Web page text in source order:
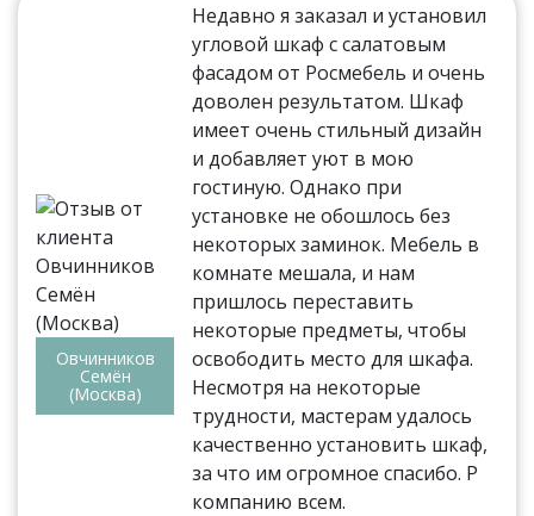
Овчинников
Семён
(Москва)
Недавно я заказал и установил
угловой шкаф с салатовым
фасадом от Росмебель и очень
доволен результатом. Шкаф
имеет очень стильный дизайн
и добавляет уют в мою
гостиную. Однако при
установке не обошлось без
некоторых заминок. Мебель в
комнате мешала, и нам
пришлось переставить
некоторые предметы, чтобы
освободить место для шкафа.
Несмотря на некоторые
трудности, мастерам удалось
качественно установить шкаф,
за что им огромное спасибо. Р
компанию всем.